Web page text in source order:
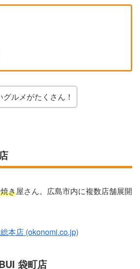
グルメがたくさん！
き屋さん。広島市内に複数店舗展開
本店 (okonomi.co.jp)
袋町店